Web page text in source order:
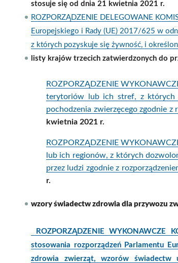
stosuje się od dnia 21 kwietnia 2021 r.
ROZPORZĄDZENIE DELEGOWANE
Europejskiego i Rady (UE) 2017/625 w
z których pozyskuje się żywność, i
listy krajów trzecich zatwierdzonych do
ROZPORZĄDZENIE
terytoriów lub ich stref, z których
pochodzenia zwierzęcego zgodnie
kwietnia 2021 r.
ROZPORZĄDZENIE
lub ich regionów, z których
przez ludzi zgodnie z
r.
wzory świadectw zdrowia dla przywozu
ROZPORZĄDZENIE
stosowania rozporządzeń Parlamentu
zdrowia zwierząt, wzorów świadectw